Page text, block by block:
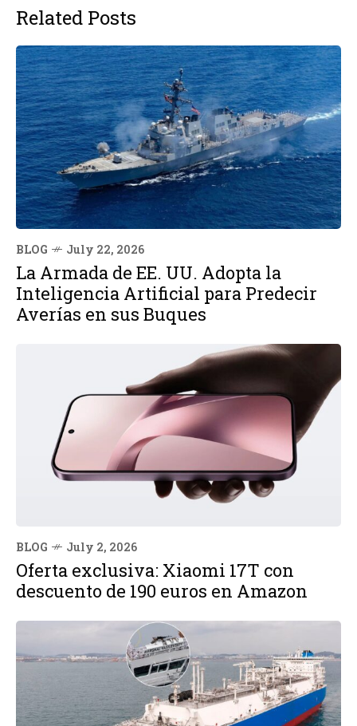
Related Posts
BLOG July 22, 2026
La Armada de EE. UU. Adopta la
Inteligencia Artificial para Predecir
Averías en sus Buques
BLOG July 2, 2026
Oferta exclusiva: Xiaomi 17T con
descuento de 190 euros en Amazon